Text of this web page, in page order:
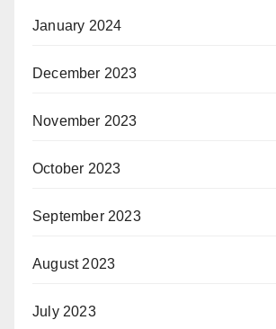
January 2024
December 2023
November 2023
October 2023
September 2023
August 2023
July 2023